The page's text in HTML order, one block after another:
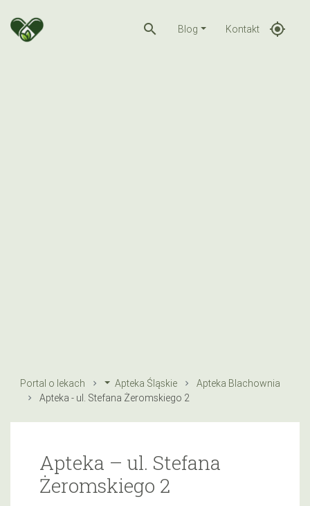
search Blog Kontakt gps_fixed
Portal o lekach Apteka Śląskie
Apteka Blachownia
Apteka - ul. Stefana Żeromskiego 2
Apteka – ul. Stefana
Żeromskiego 2